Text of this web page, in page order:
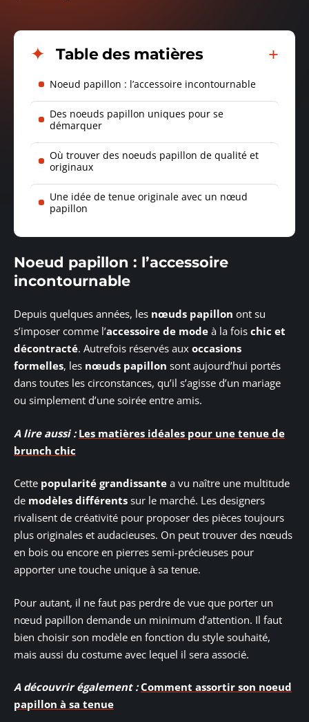
Table des matières
Noeud papillon : l’accessoire incontournable
Des noeuds papillon uniques pour se
démarquer
Où trouver des noeuds papillon de qualité et
originaux
Une idée de tenue originale avec un nœud
papillon
Noeud papillon : l’accessoire
incontournable
Depuis quelques années, les nœuds papillon ont su
s’imposer comme l’accessoire de mode à la fois chic et
décontracté. Autrefois réservés aux occasions
formelles, les nœuds papillon sont aujourd’hui portés
dans toutes les circonstances, qu’il s’agisse d’un mariage
ou simplement d’une soirée entre amis.
A lire aussi : Les matières idéales pour une tenue de
brunch chic
Cette popularité grandissante a vu naître une multitude
de modèles différents sur le marché. Les designers
rivalisent de créativité pour proposer des pièces toujours
plus originales et audacieuses. On peut trouver des nœuds
en bois ou encore en pierres semi-précieuses pour
apporter une touche unique à sa tenue.
Pour autant, il ne faut pas perdre de vue que porter un
nœud papillon demande un minimum d’attention. Il faut
bien choisir son modèle en fonction du style souhaité,
mais aussi du costume avec lequel il sera associé.
A découvrir également : Comment assortir son noeud
papillon à sa tenue